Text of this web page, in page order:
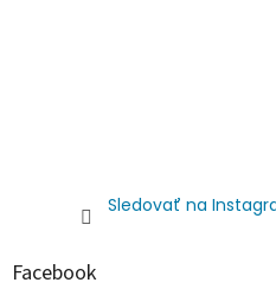
Sledovať na
Facebook